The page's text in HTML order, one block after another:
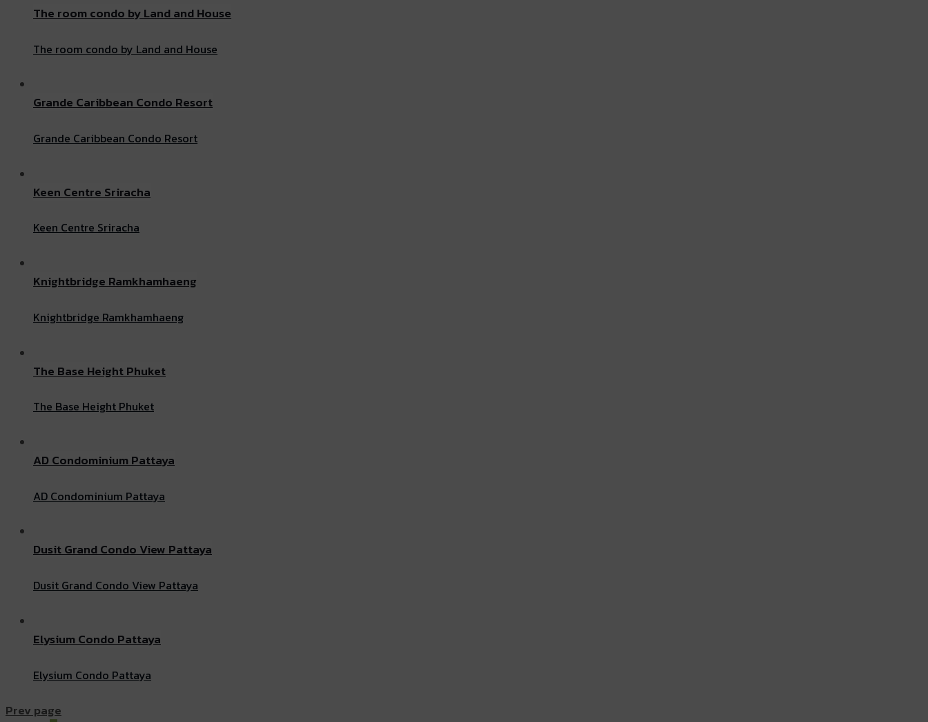
The room condo by Land and House
The room condo by Land and House
Grande Caribbean Condo Resort
Grande Caribbean Condo Resort
Keen Centre Sriracha
Keen Centre Sriracha
Knightbridge Ramkhamhaeng
Knightbridge Ramkhamhaeng
The Base Height Phuket
The Base Height Phuket
AD Condominium Pattaya
AD Condominium Pattaya
Dusit Grand Condo View Pattaya
Dusit Grand Condo View Pattaya
Elysium Condo Pattaya
Elysium Condo Pattaya
Prev page